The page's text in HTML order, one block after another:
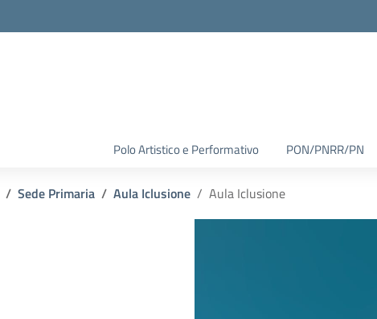
Polo Artistico e Performativo PON/PNRR/PN
Sede Primaria Aula Iclusione Aula Iclusione